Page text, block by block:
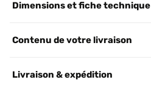
Dimensions et fiche technique
Contenu de votre livraison
Livraison & expédition